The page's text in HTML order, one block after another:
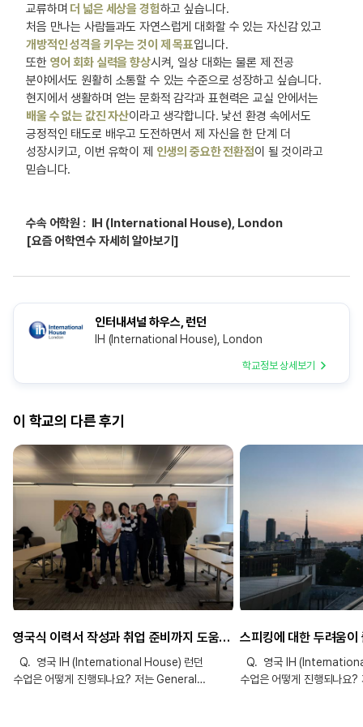
교류하며 더 넓은 세상을 경험하고 싶습니다.
처음 만나는 사람들과도 자연스럽게 대화할 수 있는 자신감 있고
개방적인 성격을 키우는 것이 제 목표입니다.
또한 영어 회화 실력을 향상시켜, 일상 대화는 물론 제 전공
분야에서도 원활히 소통할 수 있는 수준으로 성장하고 싶습니다.
현지에서 생활하며 얻는 문화적 감각과 표현력은 교실 안에서는
배울 수 없는 값진 자산이라고 생각합니다. 낯선 환경 속에서도
긍정적인 태도로 배우고 도전하면서 제 자신을 한 단계 더
성장시키고, 이번 유학이 제 인생의 중요한 전환점이 될 것이라고
믿습니다.
수속 어학원 :
IH (International House), London
[요즘 어학연수 자세히 알아보기]
인터내셔널 하우스, 런던
IH (International House), London
학교정보 상세보기
이 학교의 다른 후기
영국식 이력서 작성과 취업 준비까지 도움을 받을 수 있었던 최고의 어학연수!
Q. 영국 IH (International House) 런던
수업은 어떻게 진행되나요? 저는 General
Q. 영국 IH
수업은 어떻게 진행되나요